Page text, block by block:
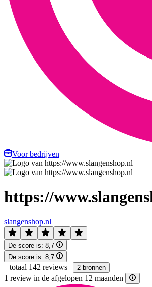
Voor bedrijven
https://
slangenshop.nl
De score is: 8,7
De score is: 8,7
| totaal 142 reviews | 2 bronnen
1 review in de afgelopen 12 maanden